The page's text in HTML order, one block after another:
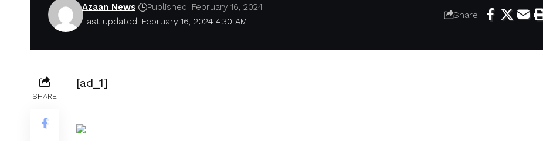
Last updated: February 16, 2024 4:30 AM
Azaan News Published: February 16, 2024
Share
SHARE
[ad_1]